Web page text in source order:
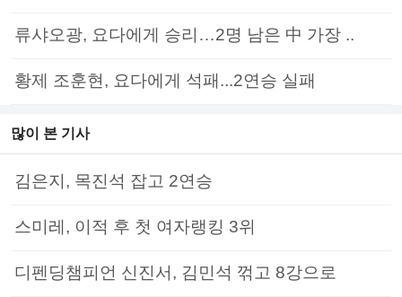
류샤오광, 요다에게 승리…2명 남은 中 가장 ..
황제 조훈현, 요다에게 석패...2연승 실패
많이 본 기사
김은지, 목진석 잡고 2연승
스미레, 이적 후 첫 여자랭킹 3위
디펜딩챔피언 신진서, 김민석 꺾고 8강으로